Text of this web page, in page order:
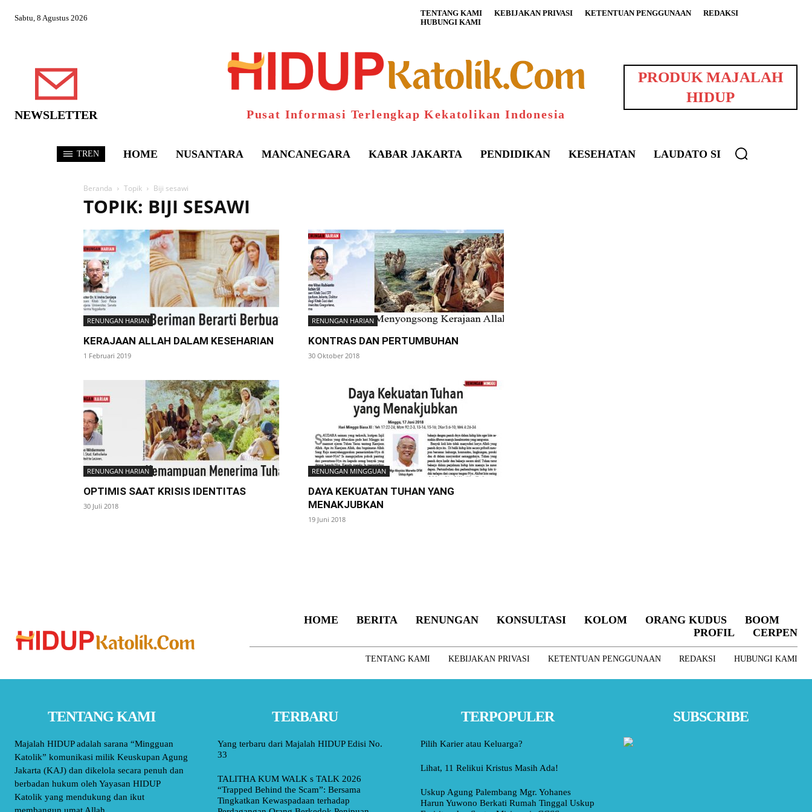
Sabtu, 8 Agustus 2026 TENTANG KAMI KEBIJAKAN PRIVASI KETENTUAN PENGGUNAAN
REDAKSI
HUBUNGI KAMI
NEWSLETTER Pusat Informasi Terlengkap Kekatolikan Indonesia
PRODUK MAJALAH
HIDUP
TREN HOME NUSANTARA MANCANEGARA KABAR JAKARTA PENDIDIKAN KESEHATAN LAUDATO SI
Beranda Topik Biji sesawi
TOPIK: BIJI SESAWI
RENUNGAN HARIAN
KERAJAAN ALLAH DALAM KESEHARIAN
1 Februari 2019
RENUNGAN HARIAN
KONTRAS DAN PERTUMBUHAN
30 Oktober 2018
RENUNGAN HARIAN
OPTIMIS SAAT KRISIS IDENTITAS
30 Juli 2018
RENUNGAN MINGGUAN
DAYA KEKUATAN TUHAN YANG
MENAKJUBKAN
19 Juni 2018
HOME BERITA RENUNGAN KONSULTASI KOLOM ORANG KUDUS
BOOM
PROFIL
CERPEN
TENTANG KAMI KEBIJAKAN PRIVASI KETENTUAN PENGGUNAAN REDAKSI HUBUNGI KAMI
TENTANG KAMI
Majalah HIDUP adalah sarana “Mingguan
Katolik” komunikasi milik Keuskupan Agung
Jakarta (KAJ) dan dikelola secara penuh dan
berbadan hukum oleh Yayasan HIDUP
Katolik yang mendukung dan ikut
TERBARU
Yang terbaru dari Majalah HIDUP Edisi No.
33
TALITHA KUM WALK s TALK 2026
“Trapped Behind the Scam”: Bersama
Tingkatkan Kewaspadaan terhadap
TERPOPULER
Pilih Karier atau Keluarga?
Lihat, 11 Relikui Kristus Masih Ada!
Uskup Agung Palembang Mgr. Yohanes
Harun Yuwono Berkati Rumah Tinggal Uskup
SUBSCRIBE